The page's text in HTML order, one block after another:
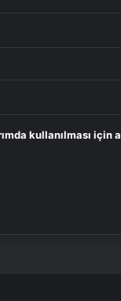
kullanılması için